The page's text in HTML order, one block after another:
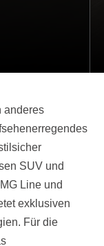
anderes
SUV und
Line und
exklusiven
Für die